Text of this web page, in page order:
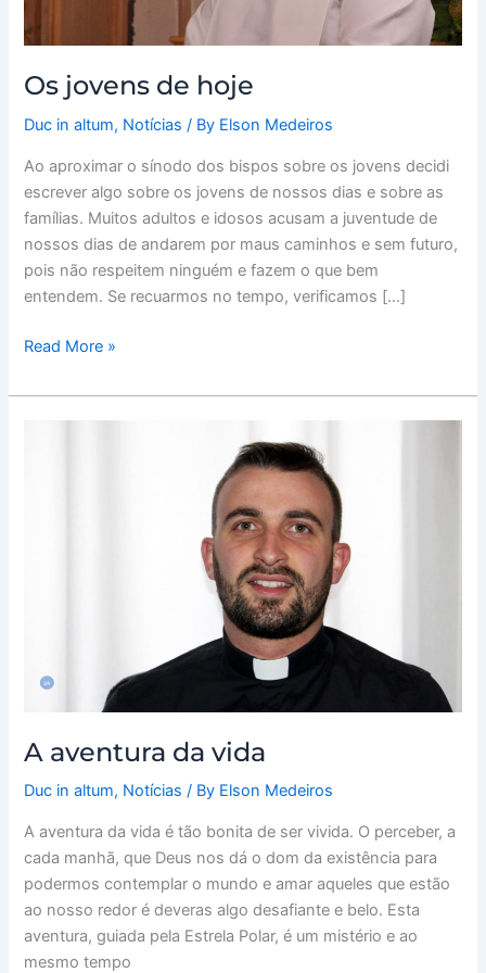
Os jovens de hoje
Duc in altum, Notícias / By Elson Medeiros
Ao aproximar o sínodo dos bispos sobre os jovens decidi
escrever algo sobre os jovens de nossos dias e sobre as
famílias. Muitos adultos e idosos acusam a juventude de
nossos dias de andarem por maus caminhos e sem futuro,
pois não respeitem ninguém e fazem o que bem
entendem. Se recuarmos no tempo, verificamos […]
Read More »
A aventura da vida
Duc in altum, Notícias / By Elson Medeiros
A aventura da vida é tão bonita de ser vivida. O perceber, a
cada manhã, que Deus nos dá o dom da existência para
podermos contemplar o mundo e amar aqueles que estão
ao nosso redor é deveras algo desafiante e belo. Esta
aventura, guiada pela Estrela Polar, é um mistério e ao
mesmo tempo